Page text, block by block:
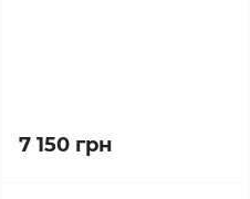
7 150 грн